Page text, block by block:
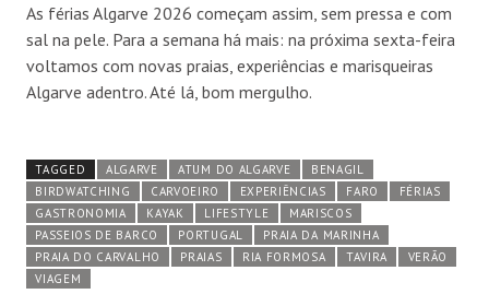
As férias Algarve 2026 começam assim, sem pressa e com
sal na pele. Para a semana há mais: na próxima sexta-feira
voltamos com novas praias, experiências e marisqueiras
Algarve adentro. Até lá, bom mergulho.
TAGGED ALGARVE ATUM DO ALGARVE
BENAGIL
BIRDWATCHING
CARVOEIRO EXPERIÊNCIAS FARO
FÉRIAS
GASTRONOMIA
KAYAK LIFESTYLE
MARISCOS
PASSEIOS DE BARCO
PORTUGAL
PRAIA DA MARINHA
PRAIA DO CARVALHO
PRAIAS RIA FORMOSA TAVIRA
VERÃO
VIAGEM